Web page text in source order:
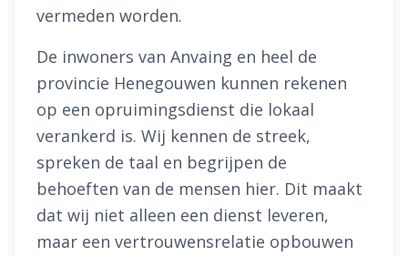
vermeden worden.
De inwoners van Anvaing en heel de
provincie Henegouwen kunnen rekenen
op een opruimingsdienst die lokaal
verankerd is. Wij kennen de streek,
spreken de taal en begrijpen de
behoeften van de mensen hier. Dit maakt
dat wij niet alleen een dienst leveren,
maar een vertrouwensrelatie opbouwen